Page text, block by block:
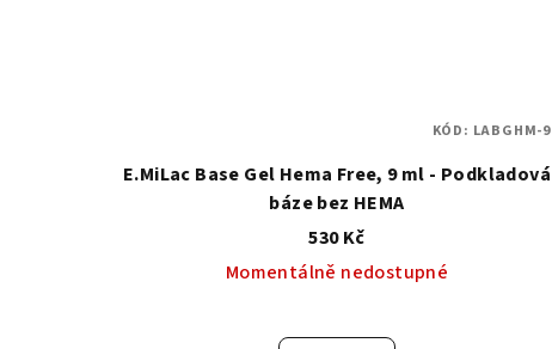
E.MiLac Base Gel Hema Free, 9 ml - Podkladová
báze bez HEMA
530 Kč
Momentálně nedostupné
KÓD: LABGHM-9